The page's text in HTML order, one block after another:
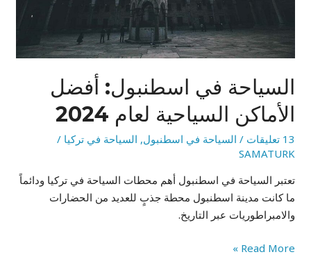
السياحة في اسطنبول: أفضل
الأماكن السياحية لعام 2024
13 تعليقات / السياحة في اسطنبول, السياحة في تركيا /
SAMATURK
تعتبر السياحة في اسطنبول أهم محطات السياحة في تركيا ودائماً
ما كانت مدينة اسطنبول محطة جذبٍ للعديد من الحضارات
والامبراطوريات عبر التاريخ.
Read More »